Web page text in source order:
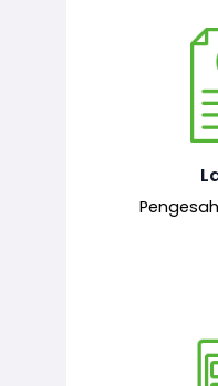
Pegawai
dan
kelulusan